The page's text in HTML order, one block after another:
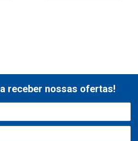
receber nossas ofertas!